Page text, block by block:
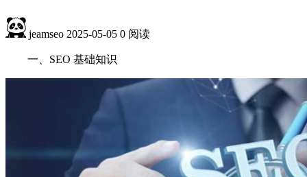
jeamseo 2025-05-05 0 阅读
一、SEO 基础知识